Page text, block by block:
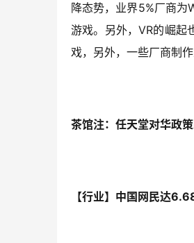
降态势，业界5%厂商为
游戏。另外，VR的崛起
戏，另外，一些厂商制
茶馆注：任天堂对华政
【行业】中国网民达